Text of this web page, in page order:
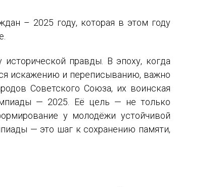
«Вопросы русского языка в юридических делах и
«Дар речи: развитие языковой способности при
Год Ф.М. Достоевского: обзор мероприятий 2021
Международный образовательно-культурный форум
Форум в Гаване «Русская литература в Латинской
– 2025 году, которая в этом году
правды. В эпоху, когда
искажению и переписыванию, важно
Советского Союза, их воинская
— 2025. Её цель — не только
у молодёжи устойчивой
— это шаг к сохранению памяти,